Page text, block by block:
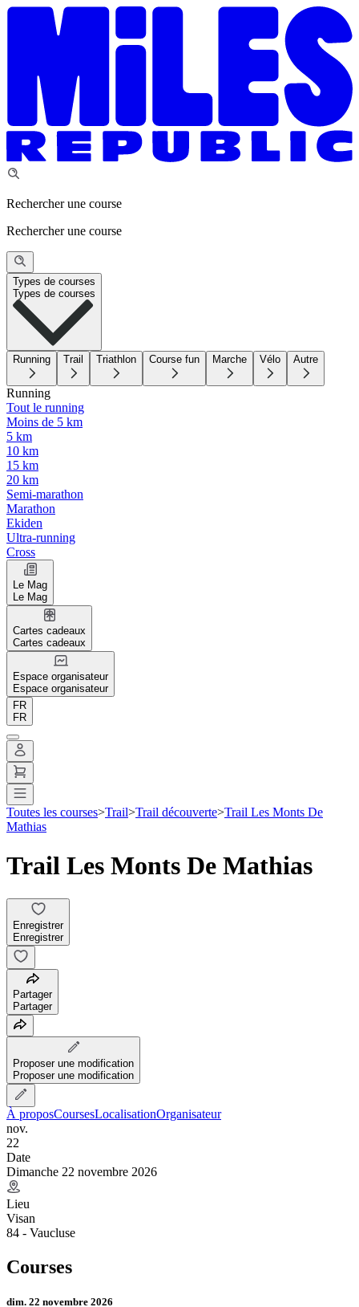
Rechercher une course
Rechercher une course
Types de courses
Types de courses
Running Trail Triathlon Course fun Marche Vélo Autre
Running
Tout le running
Moins de 5 km
5 km
10 km
15 km
20 km
Semi-marathon
Marathon
Ekiden
Ultra-running
Cross
Le Mag
Le Mag
Cartes cadeaux
Cartes cadeaux
Espace organisateur
Espace organisateur
FR
FR
Toutes les courses>Trail>Trail découverte>Trail Les Monts De
Mathias
Trail Les Monts De Mathias
Enregistrer
Enregistrer
Partager
Partager
Proposer une modification
Proposer une modification
À proposCoursesLocalisationOrganisateur
nov.
22
Date
Dimanche 22 novembre 2026
Lieu
Visan
84 - Vaucluse
Courses
dim. 22 novembre 2026